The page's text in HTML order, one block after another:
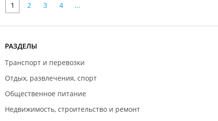
1 2 3 4 ...
РАЗДЕЛЫ
Транспорт и перевозки
Отдых, развлечения, спорт
Общественное питание
Недвижимость, строительство и ремонт